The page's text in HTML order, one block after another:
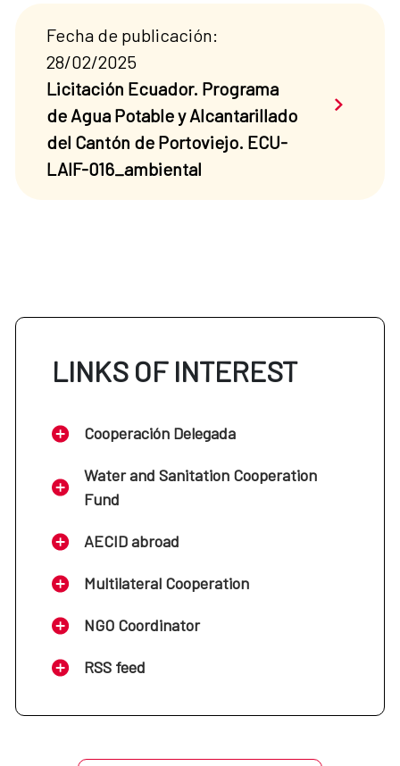
Fecha de publicación:
28/02/2025
Licitación Ecuador. Programa
de Agua Potable y Alcantarillado
del Cantón de Portoviejo. ECU-
LAIF-016_ambiental
Saber
LINKS OF INTEREST
Cooperación Delegada
Water and Sanitation Cooperation
Fund
AECID abroad
Multilateral Cooperation
NGO Coordinator
RSS feed